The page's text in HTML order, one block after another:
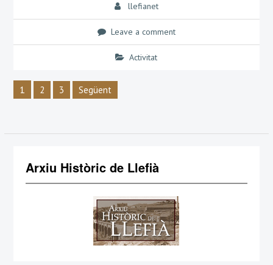
llefianet
Leave a comment
Activitat
Navegació
d'entrades
1 2 3 Següent
Arxiu Històric de Llefià